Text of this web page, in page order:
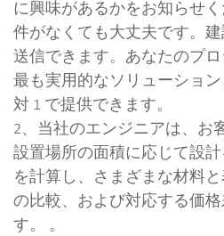
に興味があるかをお知らせ
件がなくても大丈夫です。
送信できます。あなたのプロ
最も実用的なソリューショ
対 1 で提供できます。
2、当社のエンジニアは、お
設置場所の面積に応じて設
を計算し、さまざまな材料
の比較、および対応する価
す。 。